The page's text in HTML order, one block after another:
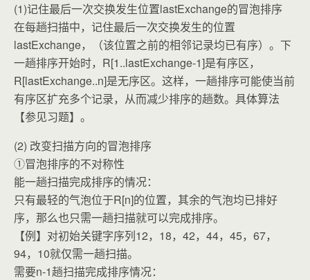
(1)记住最后一次交换发生位置lastExchange的冒泡排序
在每趟扫描中，记住最后一次交换发生的位置
lastExchange，（该位置之前的相邻记录均已有序）。下
一趟排序开始时，R[1..lastExchange-1]是有序区，
R[lastExchange..n]是无序区。这样，一趟排序可能使当前
有序区扩充多个记录，从而减少排序的趟数。具体算法
【参见习题】。
(2) 改变扫描方向的冒泡排序
①冒泡排序的不对称性
能一趟扫描完成排序的情况：
只有最轻的气泡位于R[n]的位置，其余的气泡均已排好
序，那么也只需一趟扫描就可以完成排序。
【例】对初始关键字序列12，18，42，44，45，67，
94，10就仅需一趟扫描。
需要n-1趟扫描完成排序情况：